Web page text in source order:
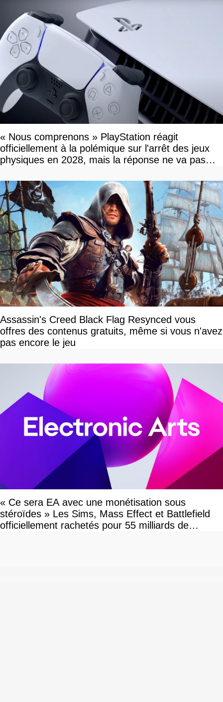
« Nous comprenons » PlayStation réagit
officiellement à la polémique sur l'arrêt des jeux
physiques en 2028, mais la réponse ne va pas
Assassin's Creed Black Flag Resynced vous
offres des contenus gratuits, même si vous n'avez
pas encore le jeu
« Ce sera EA avec une monétisation sous
stéroïdes » Les Sims, Mass Effect et Battlefield
officiellement rachetés pour 55 milliards de